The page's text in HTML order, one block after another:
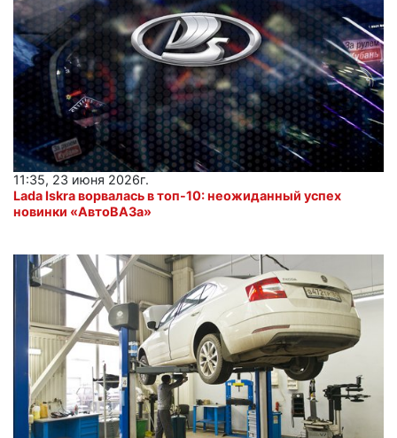
11:35, 23 июня 2026г.
Lada Iskra ворвалась в топ-10: неожиданный успех
новинки «АвтоВАЗа»